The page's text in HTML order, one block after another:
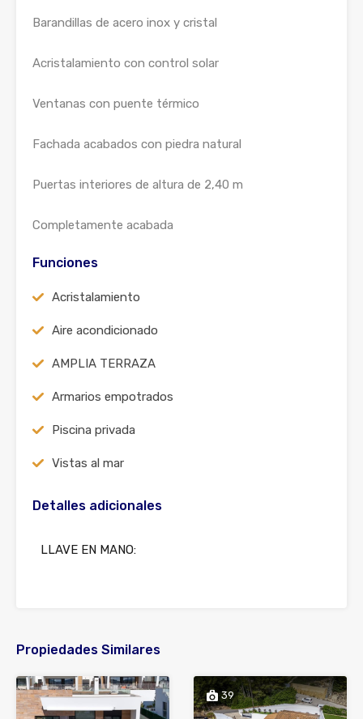
Barandillas de acero inox y cristal
Acristalamiento con control solar
Ventanas con puente térmico
Fachada acabados con piedra natural
Puertas interiores de altura de 2,40 m
Completamente acabada
Funciones
Acristalamiento
Aire acondicionado
AMPLIA TERRAZA
Armarios empotrados
Piscina privada
Vistas al mar
Detalles adicionales
LLAVE EN MANO:
Propiedades Similares
39